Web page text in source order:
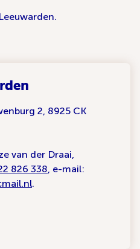
2, 8925 CK
van der Draai,
826 338, e-mail:
.